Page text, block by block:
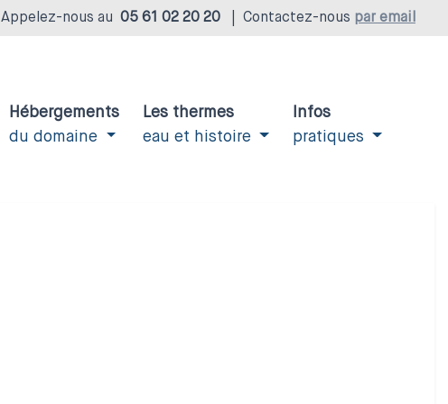
Appelez-nous au 05 61 02 20 20 Contactez-nous par email
Hébergements
du domaine
Les thermes
eau et histoire
Infos
pratiques